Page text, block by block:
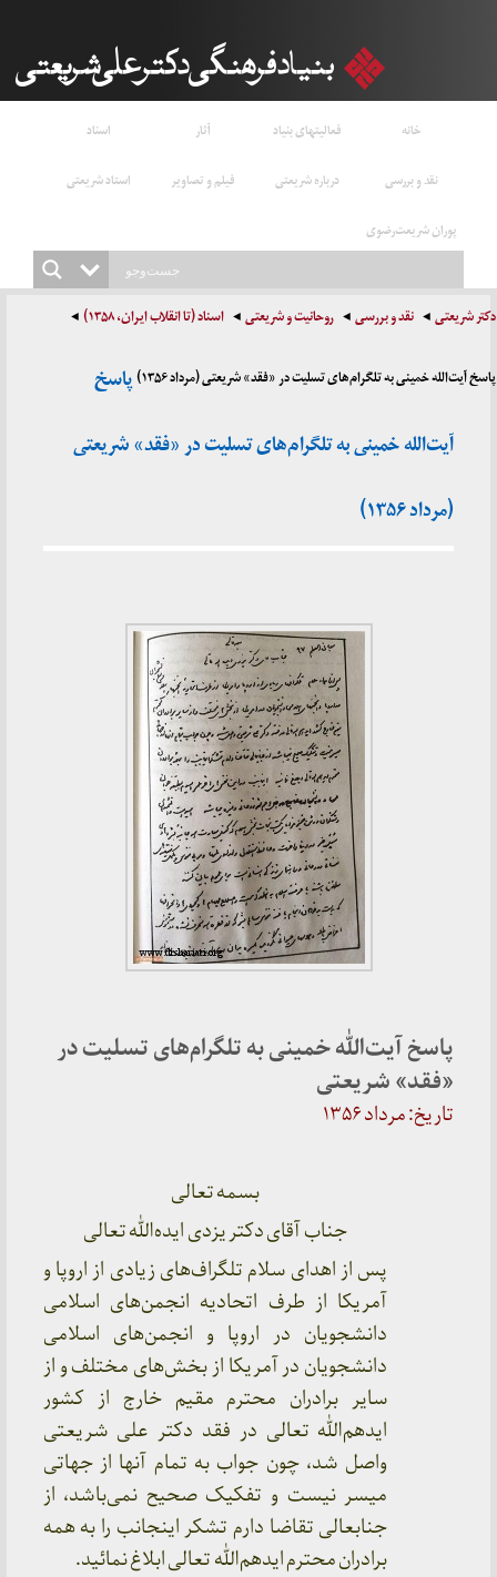
خانه فعالیتهای بنیاد آثار
اسناد
نقد و بررسی
درباره شریعتی فیلم و تصاویر
استاد شریعتی
پوران شریعت‌رضوی
دکتر شریعتی نقد و بررسی روحانیت و شریعتی اسناد (تا انقلاب ایران، ۱۳۵۸)
پاسخ آیت‌الله خمینی به تلگرام‌های تسلیت در «فقد» شریعتی (مرداد ۱۳۵۶)
پاسخ
آیت‌الله خمینی به تلگرام‌های تسلیت در «فقد» شریعتی
(مرداد ۱۳۵۶)
پاسخ آیت‌الله خمینی به تلگرام‌های تسلیت در
«فقد» شریعتی
تاریخ: مرداد ۱۳۵۶
بسمه تعالی
جناب آقای دکتر یزدی ایده‌الله تعالی
پس از اهدای سلام تلگراف‌های زیادی از اروپا و
آمریکا از طرف اتحادیه انجمن‌های اسلامی
دانشجویان در اروپا و انجمن‌های اسلامی
دانشجویان در آمریکا از بخش‌های مختلف و از
سایر برادران محترم مقیم خارج از کشور
ایدهم‌الله تعالی در فقد دکتر علی شریعتی
واصل شد، چون جواب به تمام آنها از جهاتی
میسر نیست و تفکیک صحیح نمی‌باشد، از
جنابعالی تقاضا دارم تشکر اینجانب را به همه
برادران محترم ایدهم‌الله تعالی ابلاغ نمائید.